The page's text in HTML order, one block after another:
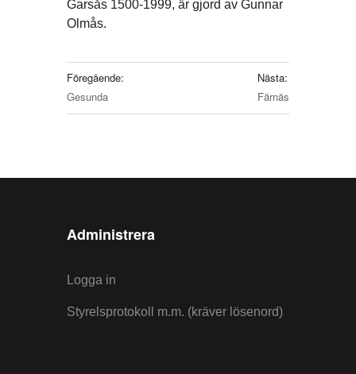
Garsås 1500-1999, är gjord av Gunnar
Olmås.
Föregående:
Gesunda
Nästa:
Färnäs
Administrera
Logga in
Styrelsprotokoll m.m. (kräver lösenord)